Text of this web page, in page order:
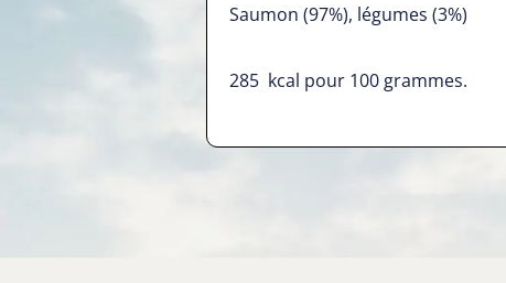
Saumon (97%), légumes (3%)
285 kcal pour 100 grammes.